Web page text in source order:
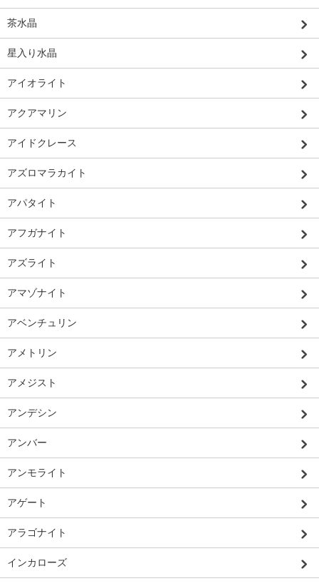
茶水晶
星入り水晶
アイオライト
アクアマリン
アイドクレース
アズロマラカイト
アパタイト
アフガナイト
アズライト
アマゾナイト
アベンチュリン
アメトリン
アメジスト
アンデシン
アンバー
アンモライト
アゲート
アラゴナイト
インカローズ